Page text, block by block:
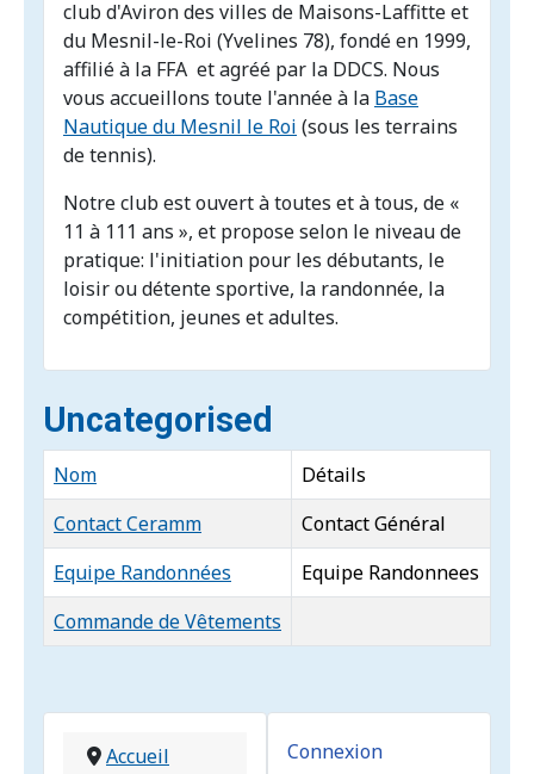
club d'Aviron des villes de Maisons-Laffitte et
du Mesnil-le-Roi (Yvelines 78), fondé en 1999,
affilié à la FFA et agréé par la DDCS. Nous
vous accueillons toute l'année à la Base
Nautique du Mesnil le Roi (sous les terrains
de tennis).
Notre club est ouvert à toutes et à tous, de «
11 à 111 ans », et propose selon le niveau de
pratique: l'initiation pour les débutants, le
loisir ou détente sportive, la randonnée, la
compétition, jeunes et adultes.
Uncategorised
Nom
Détails
Contact Ceramm
Contact Général
Equipe Randonnées
Equipe Randonnees
Commande de Vêtements
Accueil
Connexion